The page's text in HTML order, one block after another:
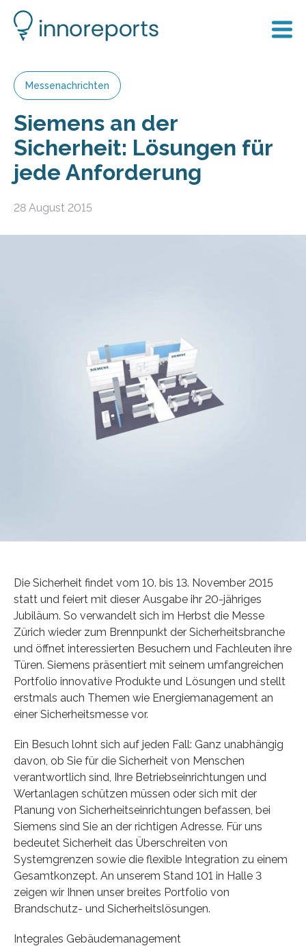
Messenachrichten
Siemens an der
Sicherheit: Lösungen für
jede Anforderung
28 August 2015
Die Sicherheit findet vom 10. bis 13. November 2015
statt und feiert mit dieser Ausgabe ihr 20-jähriges
Jubiläum. So verwandelt sich im Herbst die Messe
Zürich wieder zum Brennpunkt der Sicherheitsbranche
und öffnet interessierten Besuchern und Fachleuten ihre
Türen. Siemens präsentiert mit seinem umfangreichen
Portfolio innovative Produkte und Lösungen und stellt
erstmals auch Themen wie Energiemanagement an
einer Sicherheitsmesse vor.
Ein Besuch lohnt sich auf jeden Fall: Ganz unabhängig
davon, ob Sie für die Sicherheit von Menschen
verantwortlich sind, Ihre Betriebseinrichtungen und
Wertanlagen schützen müssen oder sich mit der
Planung von Sicherheitseinrichtungen befassen, bei
Siemens sind Sie an der richtigen Adresse. Für uns
bedeutet Sicherheit das Überschreiten von
Systemgrenzen sowie die flexible Integration zu einem
Gesamtkonzept. An unserem Stand 101 in Halle 3
zeigen wir Ihnen unser breites Portfolio von
Brandschutz- und Sicherheitslösungen.
Integrales Gebäudemanagement